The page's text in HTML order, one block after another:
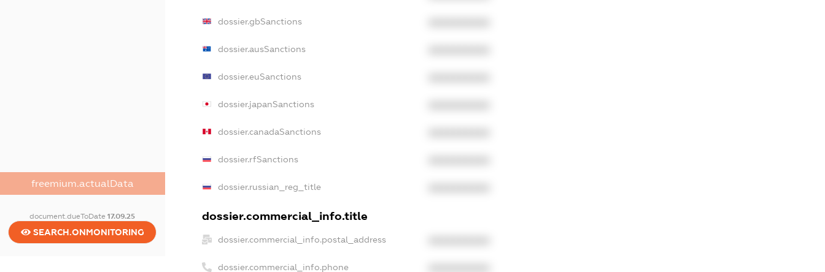
freemium.actualData
document.dueToDate17.09.25
SEARCH.ONMONITORING
dossier.gbSanctions
dossier.ausSanctions
dossier.euSanctions
dossier.japanSanctions
dossier.canadaSanctions
dossier.rfSanctions
dossier.russian_reg_title
dossier.commercial_info.title
dossier.commercial_info.postal_address
dossier.commercial_info.phone